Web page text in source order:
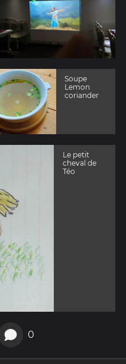
Soupe
Lemon
coriander
Le petit
cheval de
Téo
0